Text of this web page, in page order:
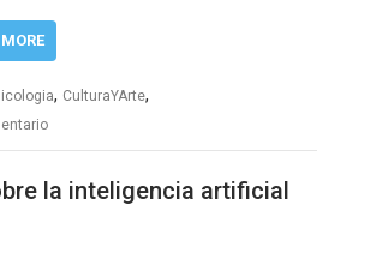
, CulturaYArte,
la inteligencia artificial